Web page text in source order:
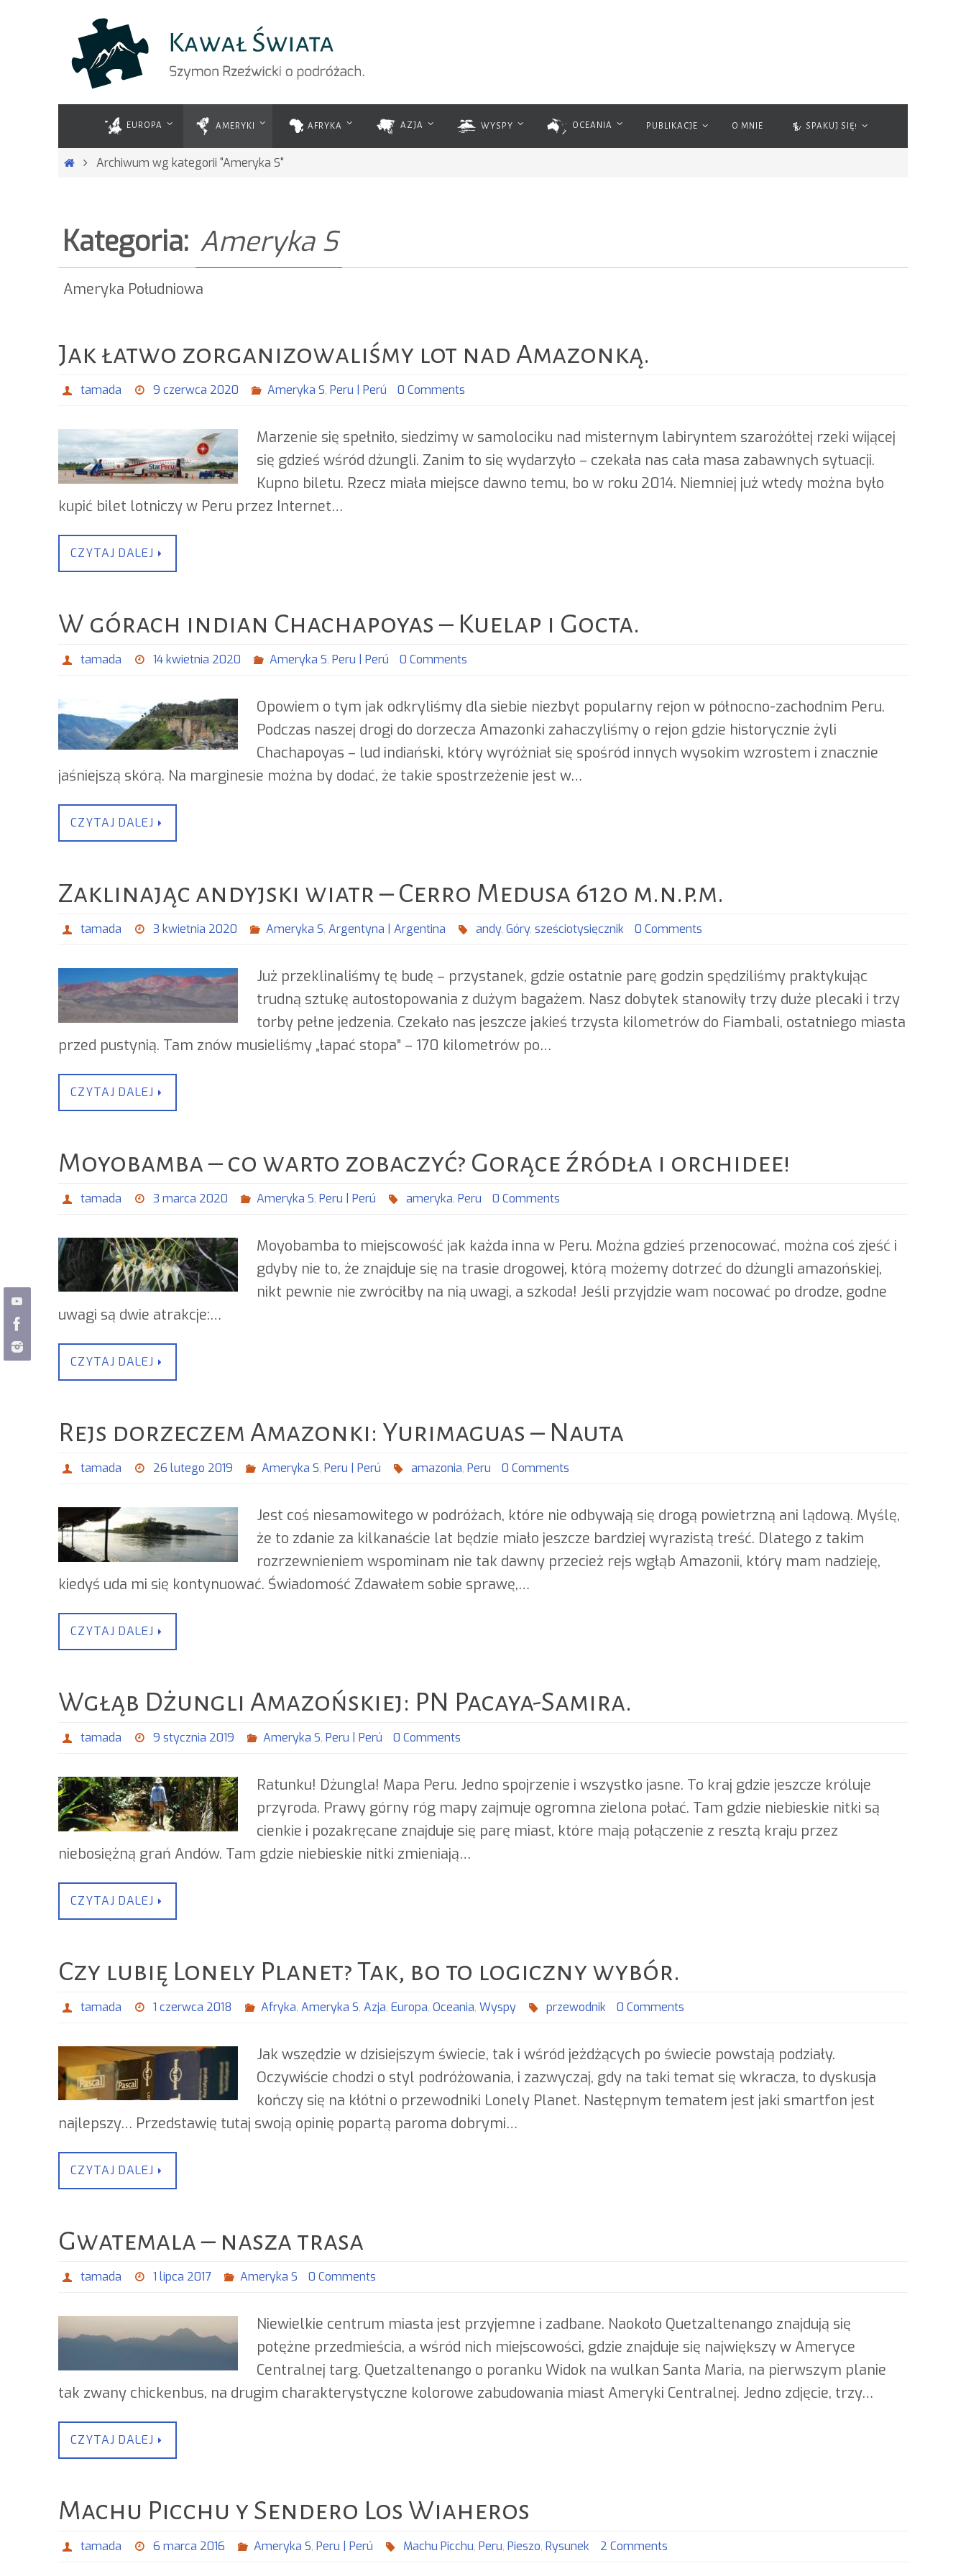
treści
EUROPA AMERYKI AFRYKA AZJA WYSPY OCEANIA PUBLIKACJE O MNIE SPAKUJ SIĘ!
StronaArchiwum wg kategorii "Ameryka S"
Kategoria: Ameryka S
Ameryka Południowa
Jak łatwo zorganizowaliśmy lot nad Amazonką.
tamada 9 czerwca 2020 Ameryka S, Peru | Perú 0 Comments
Marzenie się spełniło, siedzimy w samolociku nad misternym labiryntem szarożółtej rzeki wijącej
się gdzieś wśród dżungli. Zanim to się wydarzyło – czekała nas cała masa zabawnych sytuacji.
Kupno biletu. Rzecz miała miejsce dawno temu, bo w roku 2014. Niemniej już wtedy można było
kupić bilet lotniczy w Peru przez Internet…
CZYTAJ DALEJ
W górach indian Chachapoyas – Kuelap i Gocta.
tamada 14 kwietnia 2020 Ameryka S, Peru | Perú 0 Comments
Opowiem o tym jak odkryliśmy dla siebie niezbyt popularny rejon w północno-zachodnim Peru.
Podczas naszej drogi do dorzecza Amazonki zahaczyliśmy o rejon gdzie historycznie żyli
Chachapoyas – lud indiański, który wyróżniał się spośród innych wysokim wzrostem i znacznie
jaśniejszą skórą. Na marginesie można by dodać, że takie spostrzeżenie jest w…
CZYTAJ DALEJ
Zaklinając andyjski wiatr – Cerro Medusa 6120 m.n.p.m.
tamada 3 kwietnia 2020 Ameryka S, Argentyna | Argentina andy,Góry,sześciotysięcznik 0 Comments
Już przeklinaliśmy tę budę – przystanek, gdzie ostatnie parę godzin spędziliśmy praktykując
trudną sztukę autostopowania z dużym bagażem. Nasz dobytek stanowiły trzy duże plecaki i trzy
torby pełne jedzenia. Czekało nas jeszcze jakieś trzysta kilometrów do Fiambali, ostatniego miasta
przed pustynią. Tam znów musieliśmy „łapać stopa” – 170 kilometrów po…
CZYTAJ DALEJ
Moyobamba – co warto zobaczyć? Gorące źródła i orchidee!
tamada 3 marca 2020 Ameryka S, Peru | Perú ameryka,Peru 0 Comments
Moyobamba to miejscowość jak każda inna w Peru. Można gdzieś przenocować, można coś zjeść i
gdyby nie to, że znajduje się na trasie drogowej, którą możemy dotrzeć do dżungli amazońskiej,
nikt pewnie nie zwróciłby na nią uwagi, a szkoda! Jeśli przyjdzie wam nocować po drodze, godne
uwagi są dwie atrakcje:…
CZYTAJ DALEJ
Rejs dorzeczem Amazonki: Yurimaguas – Nauta
tamada 26 lutego 2019 Ameryka S, Peru | Perú amazonia,Peru 0 Comments
Jest coś niesamowitego w podróżach, które nie odbywają się drogą powietrzną ani lądową. Myślę,
że to zdanie za kilkanaście lat będzie miało jeszcze bardziej wyrazistą treść. Dlatego z takim
rozrzewnieniem wspominam nie tak dawny przecież rejs wgłąb Amazonii, który mam nadzieję,
kiedyś uda mi się kontynuować. Świadomość Zdawałem sobie sprawę,…
CZYTAJ DALEJ
Wgłąb Dżungli Amazońskiej: PN Pacaya-Samira.
tamada 9 stycznia 2019 Ameryka S, Peru | Perú 0 Comments
Ratunku! Dżungla! Mapa Peru. Jedno spojrzenie i wszystko jasne. To kraj gdzie jeszcze króluje
przyroda. Prawy górny róg mapy zajmuje ogromna zielona połać. Tam gdzie niebieskie nitki są
cienkie i pozakręcane znajduje się parę miast, które mają połączenie z resztą kraju przez
niebosiężną grań Andów. Tam gdzie niebieskie nitki zmieniają…
CZYTAJ DALEJ
Czy lubię Lonely Planet? Tak, bo to logiczny wybór.
tamada 1 czerwca 2018 Afryka, Ameryka S, Azja, Europa, Oceania, Wyspy przewodnik 0 Comments
Jak wszędzie w dzisiejszym świecie, tak i wśród jeżdżących po świecie powstają podziały.
Oczywiście chodzi o styl podróżowania, i zazwyczaj, gdy na taki temat się wkracza, to dyskusja
kończy się na kłótni o przewodniki Lonely Planet. Następnym tematem jest jaki smartfon jest
najlepszy… Przedstawię tutaj swoją opinię popartą paroma dobrymi…
CZYTAJ DALEJ
Gwatemala – nasza trasa
tamada 1 lipca 2017 Ameryka S 0 Comments
Niewielkie centrum miasta jest przyjemne i zadbane. Naokoło Quetzaltenango znajdują się
potężne przedmieścia, a wśród nich miejscowości, gdzie znajduje się największy w Ameryce
Centralnej targ. Quetzaltenango o poranku Widok na wulkan Santa Maria, na pierwszym planie
tak zwany chickenbus, na drugim charakterystyczne kolorowe zabudowania miast Ameryki Centralnej. Jedno zdjęcie, trzy…
CZYTAJ DALEJ
Machu Picchu y Sendero Los Wiaheros
tamada 6 marca 2016 Ameryka S, Peru | Perú Machu Picchu,Peru,Pieszo,Rysunek 2 Comments